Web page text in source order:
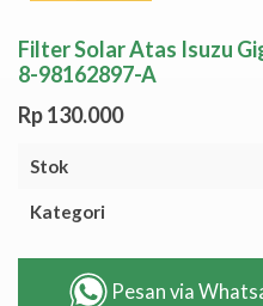
Filter Solar Atas Isuzu
8-98162897-A
Rp 130.000
Stok
Kategori
Pesan via